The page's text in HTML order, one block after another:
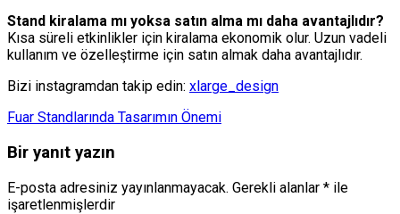
Stand kiralama mı yoksa satın alma mı daha avantajlıdır?
Kısa süreli etkinlikler için kiralama ekonomik olur. Uzun vadeli
kullanım ve özelleştirme için satın almak daha avantajlıdır.
Bizi instagramdan takip edin: xlarge_design
Fuar Standlarında Tasarımın Önemi
Bir yanıt yazın
E-posta adresiniz yayınlanmayacak. Gerekli alanlar * ile
işaretlenmişlerdir